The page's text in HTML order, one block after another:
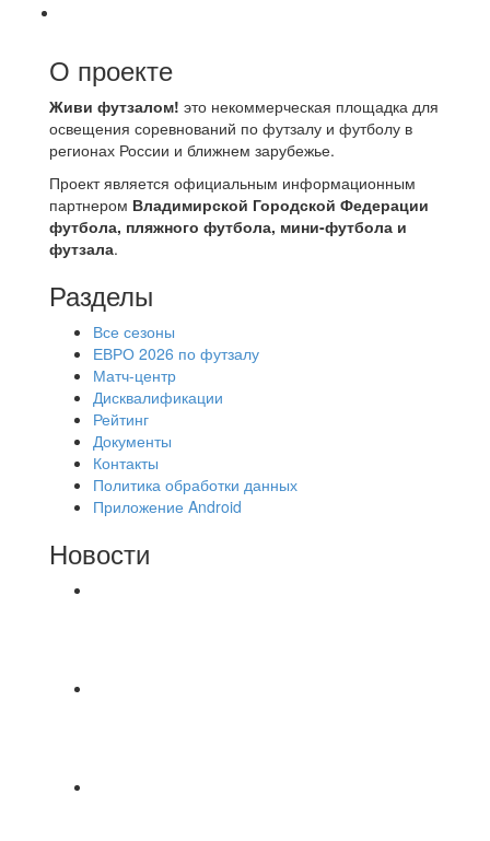
О проекте
Живи футзалом! это некоммерческая площадка для
освещения соревнований по футзалу и футболу в
регионах России и ближнем зарубежье.
Проект является официальным информационным
партнером Владимирской Городской Федерации
футбола, пляжного футбола, мини-футбола и
футзала.
Разделы
Все сезоны
ЕВРО 2026 по футзалу
Матч-центр
Дисквалификации
Рейтинг
Документы
Контакты
Политика обработки данных
Приложение Android
Новости